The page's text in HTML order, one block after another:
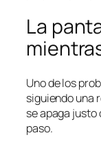
La
Uno de los
siguiendo una
se apaga
paso.